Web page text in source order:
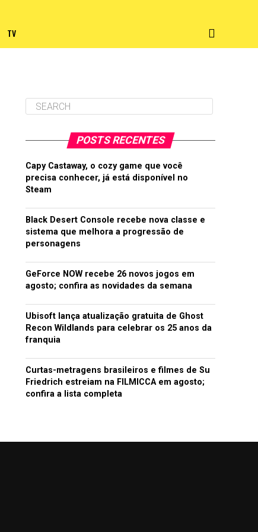
TV
POSTS RECENTES
Capy Castaway, o cozy game que você
precisa conhecer, já está disponível no
Steam
Black Desert Console recebe nova classe e
sistema que melhora a progressão de
personagens
GeForce NOW recebe 26 novos jogos em
agosto; confira as novidades da semana
Ubisoft lança atualização gratuita de Ghost
Recon Wildlands para celebrar os 25 anos da
franquia
Curtas-metragens brasileiros e filmes de Su
Friedrich estreiam na FILMICCA em agosto;
confira a lista completa